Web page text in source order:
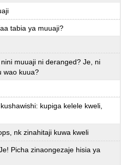
tabia ya muuaji?
muuaji ni deranged? Je, ni
wao kuua?
kupiga kelele kweli,
nk zinahitaji kuwa kweli
Picha zinaongezaje hisia ya